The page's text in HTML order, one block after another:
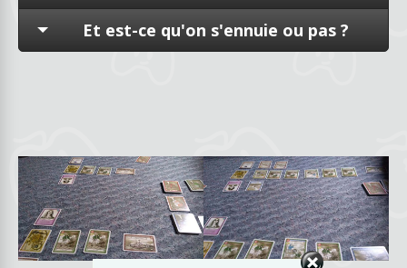
Et est-ce qu'on s'ennuie ou pas ?